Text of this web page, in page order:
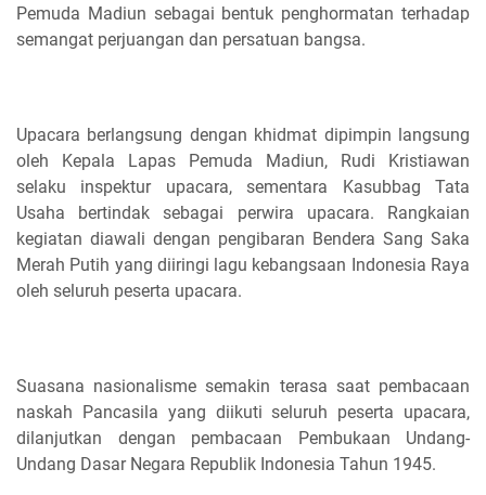
Pemuda Madiun sebagai bentuk penghormatan terhadap
semangat perjuangan dan persatuan bangsa.
Upacara berlangsung dengan khidmat dipimpin langsung
oleh Kepala Lapas Pemuda Madiun, Rudi Kristiawan
selaku inspektur upacara, sementara Kasubbag Tata
Usaha bertindak sebagai perwira upacara. Rangkaian
kegiatan diawali dengan pengibaran Bendera Sang Saka
Merah Putih yang diiringi lagu kebangsaan Indonesia Raya
oleh seluruh peserta upacara.
Suasana nasionalisme semakin terasa saat pembacaan
naskah Pancasila yang diikuti seluruh peserta upacara,
dilanjutkan dengan pembacaan Pembukaan Undang-
Undang Dasar Negara Republik Indonesia Tahun 1945.